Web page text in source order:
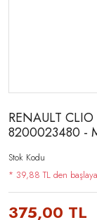
RENAULT
8200023480 -
Stok Kodu
* 39,88 TL den
375,00 TL